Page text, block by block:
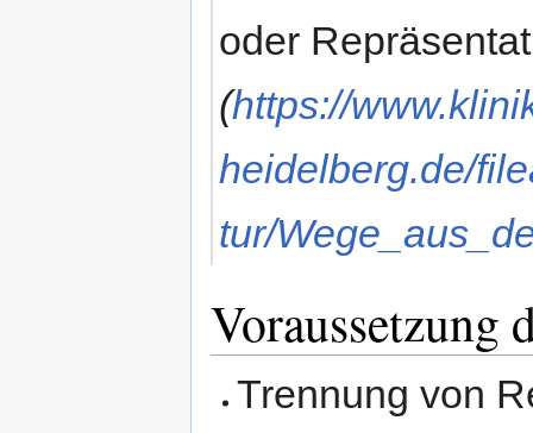
oder
(https://
heidelberg.de/
tur/
Voraussetzung
Trennung von